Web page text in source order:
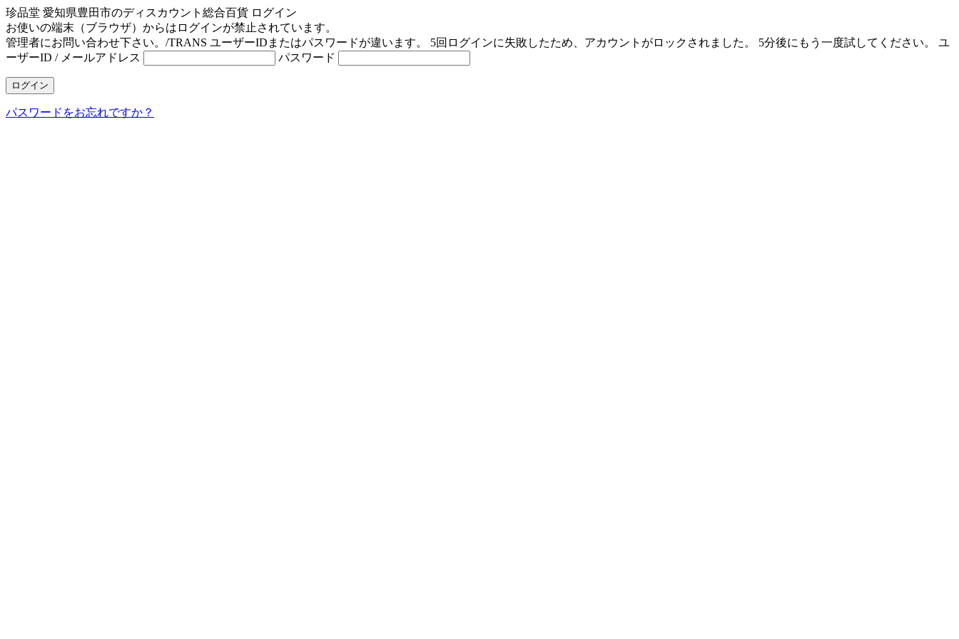
珍品堂 愛知県豊田市のディスカウント総合百貨 ログイン
お使いの端末（ブラウザ）からはログインが禁止されています。
管理者にお問い合わせ下さい。/TRANS ユーザーIDまたはパスワードが違います。 5回ログインに失敗したため、アカウントがロックされました。 5分後にもう一度試してください。 ユ
ーザーID / メールアドレス
パスワード
ログイン
パスワードをお忘れですか？